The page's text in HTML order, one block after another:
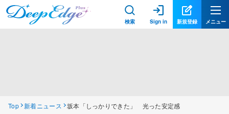
検索 Sign in 新規登録 メニュー
Top 新着ニュース 坂本「しっかりできた」 光った安定感